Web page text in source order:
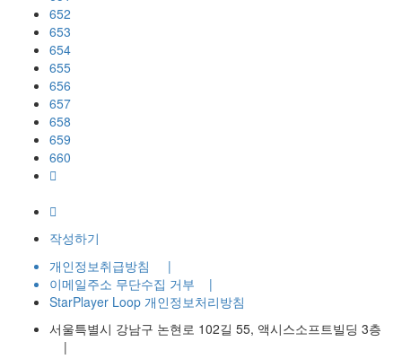
652
653
654
655
656
657
658
659
660
작성하기
개인정보취급방침 |
이메일주소 무단수집 거부 |
StarPlayer Loop 개인정보처리방침
서울특별시 강남구 논현로 102길 55, 액시스소프트빌딩 3층
|